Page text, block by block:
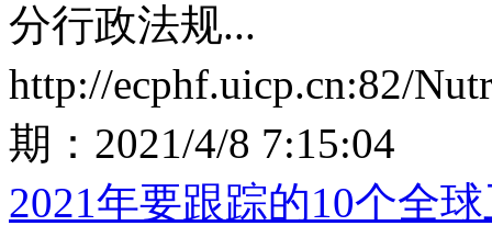
分行政法规...
http://ecphf.uicp.cn:82/
期： 2021/4/8 7:15:04
2021年要跟踪的10个全